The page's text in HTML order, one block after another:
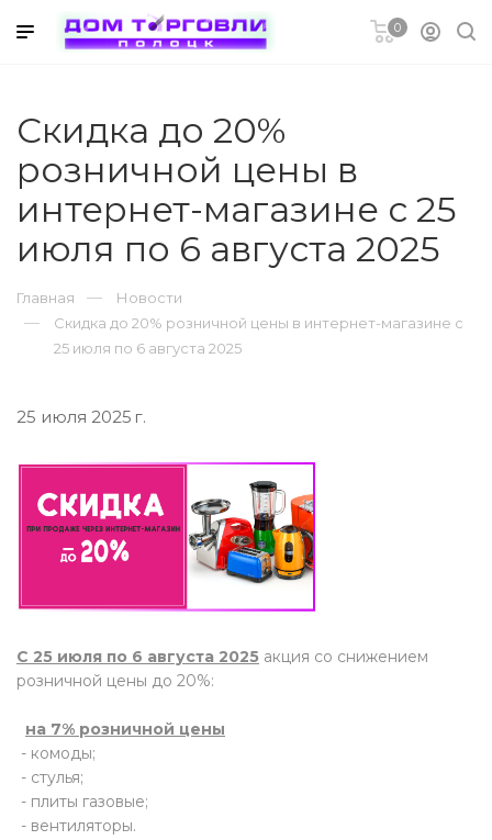
комнаты
0
Скидка до 20%
розничной цены в
интернет-магазине с 25
июля по 6 августа 2025
Главная
Новости
Скидка до 20% розничной цены в интернет-магазине с
25 июля по 6 августа 2025
25 июля 2025 г.
С 25 июля по 6 августа 2025 акция со снижением
розничной цены до 20%:
на 7% розничной цены
- комоды;
- стулья;
- плиты газовые;
- вентиляторы.